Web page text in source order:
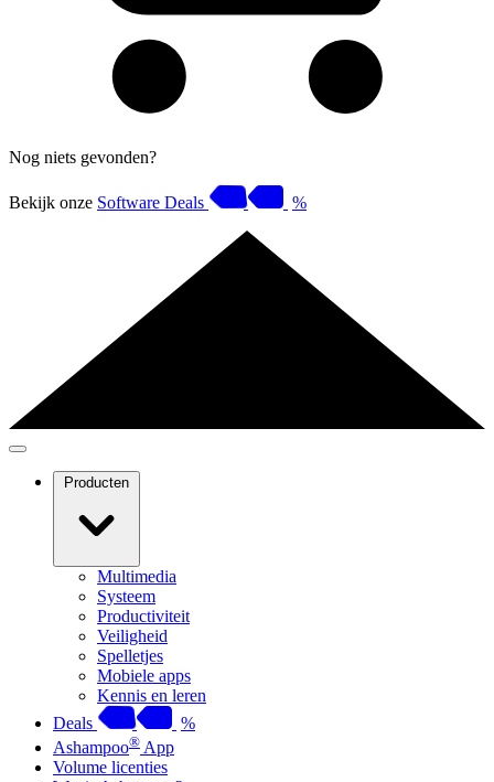
Nog niets gevonden?
Bekijk onze Software Deals %
Producten
Multimedia
Systeem
Productiviteit
Veiligheid
Spelletjes
Mobiele apps
Kennis en leren
Deals
%
Ashampoo® App
Volume licenties